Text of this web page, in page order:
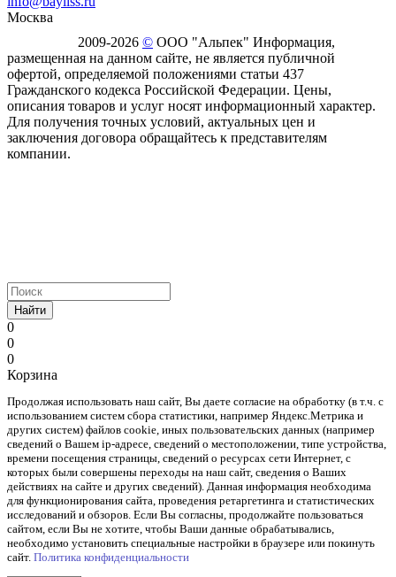
Москва
2009-2026 © ООО "Альпек" Информация,
размещенная на данном сайте, не является публичной
офертой, определяемой положениями статьи 437
Гражданского кодекса Российской Федерации. Цены,
описания товаров и услуг носят информационный характер.
Для получения точных условий, актуальных цен и
заключения договора обращайтесь к представителям
компании.
Найти
0
0
0
Корзина
Продолжая использовать наш cайт, Вы даете согласие на обработку (в т.ч. с
использованием систем сбора статистики, например Яндекс.Метрика и
других систем) файлов cookie, иных пользовательских данных (например
сведений о Вашем ip-адресе, сведений о местоположении, типе устройства,
времени посещения страницы, сведений о ресурсах сети Интернет, с
которых были совершены переходы на наш сайт, сведения о Ваших
действиях на сайте и других сведений). Данная информация необходима
для функционирования сайта, проведения ретаргетинга и статистических
исследований и обзоров. Если Вы согласны, продолжайте пользоваться
сайтом, если Вы не хотите, чтобы Ваши данные обрабатывались,
необходимо установить специальные настройки в браузере или покинуть
сайт. Политика конфиденциальности